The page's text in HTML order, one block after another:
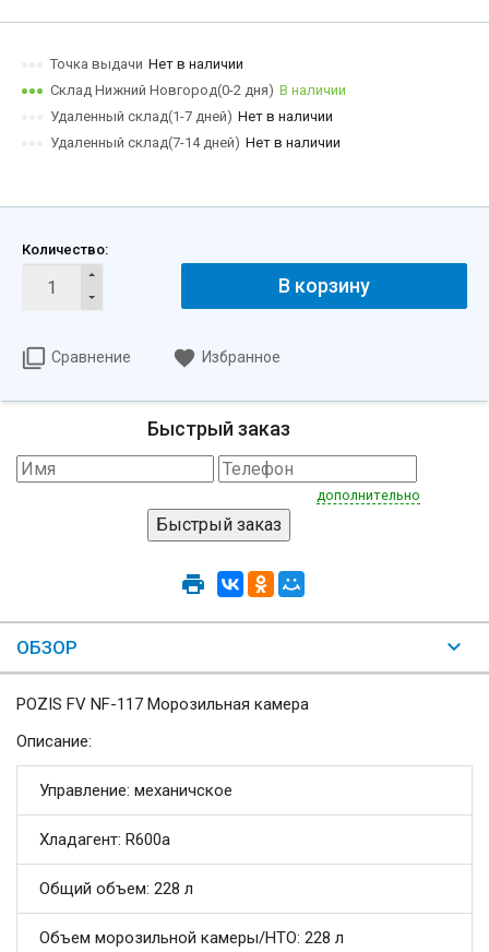
Точка выдачи Нет в наличии
Склад Нижний Новгород(0-2 дня) В наличии
Удаленный склад(1-7 дней) Нет в наличии
Удаленный склад(7-14 дней) Нет в наличии
Количество:
В корзину
Сравнение Избранное
Быстрый заказ
дополнительно
ОБЗОР
POZIS FV NF-117 Морозильная камера
Описание:
Управление: механичское
Хладагент: R600a
Общий объем: 228 л
Объем морозильной камеры/НТО: 228 л